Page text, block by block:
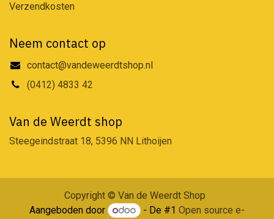
Verzendkosten
Neem contact op
contact@vandeweerdtshop.nl
(0412) 4833 42
Van de Weerdt shop
Steegeindstraat 18, 5396 NN Lithoijen
Copyright © Van de Weerdt Shop
Aangeboden door
- De #1Open source e-